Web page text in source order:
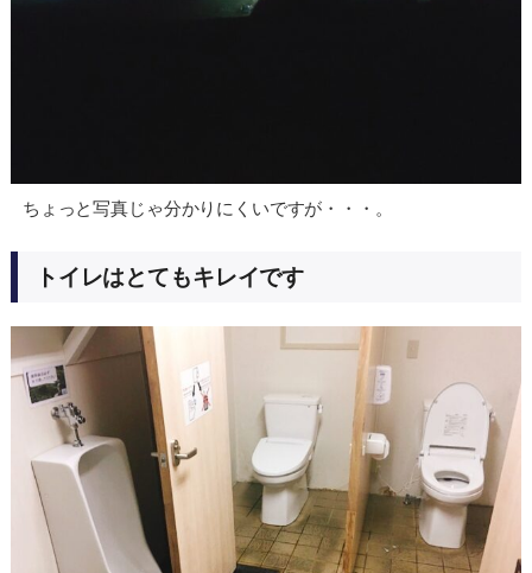
ちょっと写真じゃ分かりにくいですが・・・。
トイレはとてもキレイです